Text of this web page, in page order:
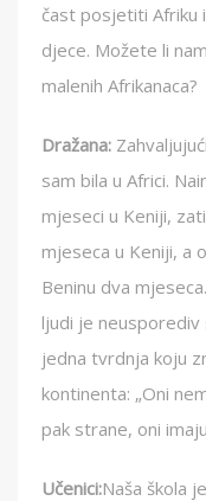
čast posjetiti Afriku
djece. Možete li
malenih Afrikanaca?
Dražana:
sam bila u Africi.
mjeseci u Keniji,
mjeseca u Keniji, a
Beninu dva
ljudi je neusporediv
jedna tvrdnja koju
kontinenta: „Oni
pak strane, oni
Učenici:Naša škola